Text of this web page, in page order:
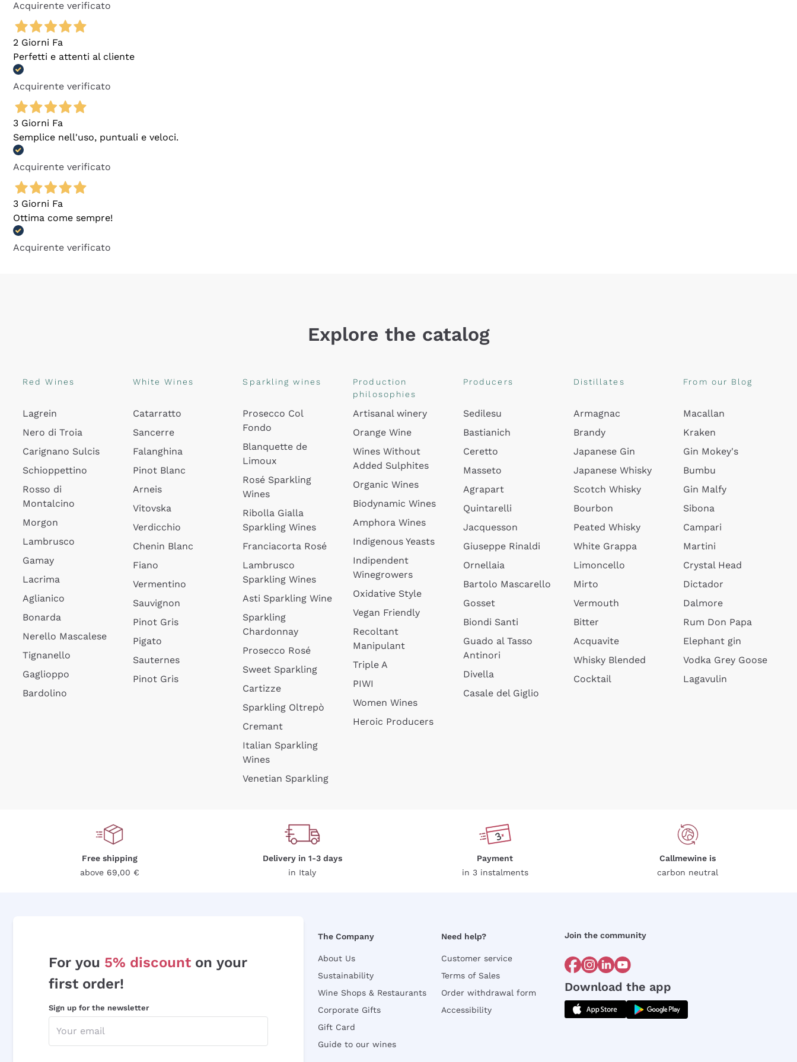
Acquirente verificato
2 Giorni Fa
Perfetti e attenti al cliente
Acquirente verificato
3 Giorni Fa
Semplice nell'uso, puntuali e veloci.
Acquirente verificato
3 Giorni Fa
Ottima come sempre!
Acquirente verificato
Explore the catalog
Red Wines
Lagrein
Nero di Troia
Carignano Sulcis
Schioppettino
Rosso di
Montalcino
Morgon
Lambrusco
Gamay
Lacrima
Aglianico
Bonarda
Nerello Mascalese
Tignanello
Gaglioppo
Bardolino
White Wines
Catarratto
Sancerre
Falanghina
Pinot Blanc
Arneis
Vitovska
Verdicchio
Chenin Blanc
Fiano
Vermentino
Sauvignon
Pinot Gris
Pigato
Sauternes
Pinot Gris
Sparkling wines
Prosecco Col
Fondo
Blanquette de
Limoux
Rosé Sparkling
Wines
Ribolla Gialla
Sparkling Wines
Franciacorta Rosé
Lambrusco
Sparkling Wines
Asti Sparkling Wine
Sparkling
Chardonnay
Prosecco Rosé
Sweet Sparkling
Cartizze
Sparkling Oltrepò
Cremant
Italian Sparkling
Wines
Venetian Sparkling
Production
philosophies
Artisanal winery
Orange Wine
Wines Without
Added Sulphites
Organic Wines
Biodynamic Wines
Amphora Wines
Indigenous Yeasts
Indipendent
Winegrowers
Oxidative Style
Vegan Friendly
Recoltant
Manipulant
Triple A
PIWI
Women Wines
Heroic Producers
Producers
Sedilesu
Bastianich
Ceretto
Masseto
Agrapart
Quintarelli
Jacquesson
Giuseppe Rinaldi
Ornellaia
Bartolo Mascarello
Gosset
Biondi Santi
Guado al Tasso
Antinori
Divella
Casale del Giglio
Distillates
Armagnac
Brandy
Japanese Gin
Japanese Whisky
Scotch Whisky
Bourbon
Peated Whisky
White Grappa
Limoncello
Mirto
Vermouth
Bitter
Acquavite
Whisky Blended
Cocktail
From our Blog
Macallan
Kraken
Gin Mokey's
Bumbu
Gin Malfy
Sibona
Campari
Martini
Crystal Head
Dictador
Dalmore
Rum Don Papa
Elephant gin
Vodka Grey Goose
Lagavulin
Free shipping
above 69,00 €
Delivery in 1-3 days
in Italy
Payment
in 3 instalments
Callmewine is
carbon neutral
For you 5% discount on your
first order!
Sign up for the newsletter
The Company
About Us
Sustainability
Wine Shops & Restaurants
Corporate Gifts
Gift Card
Guide to our wines
Need help?
Customer service
Terms of Sales
Order withdrawal form
Accessibility
Join the community
Download the app